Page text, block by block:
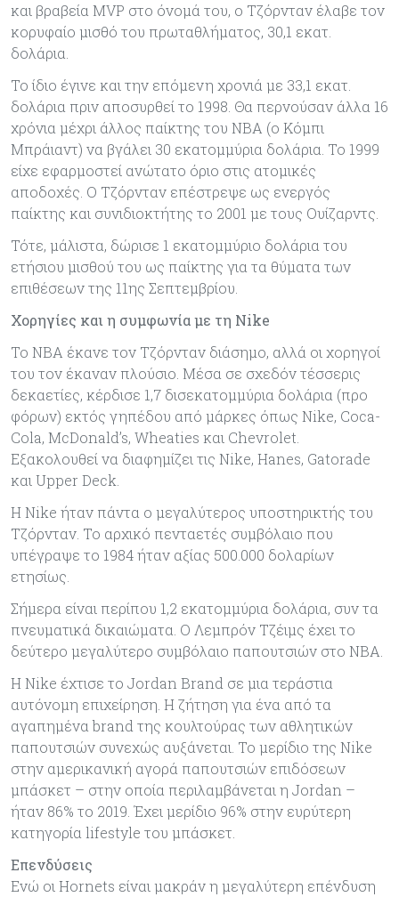
και βραβεία MVP στο όνομά του, ο Τζόρνταν έλαβε τον
κορυφαίο μισθό του πρωταθλήματος, 30,1 εκατ.
δολάρια.
Το ίδιο έγινε και την επόμενη χρονιά με 33,1 εκατ.
δολάρια πριν αποσυρθεί το 1998. Θα περνούσαν άλλα 16
χρόνια μέχρι άλλος παίκτης του ΝΒΑ (ο Κόμπι
Μπράιαντ) να βγάλει 30 εκατομμύρια δολάρια. Το 1999
είχε εφαρμοστεί ανώτατο όριο στις ατομικές
αποδοχές. Ο Τζόρνταν επέστρεψε ως ενεργός
παίκτης και συνιδιοκτήτης το 2001 με τους Ουίζαρντς.
Τότε, μάλιστα, δώρισε 1 εκατομμύριο δολάρια του
ετήσιου μισθού του ως παίκτης για τα θύματα των
επιθέσεων της 11ης Σεπτεμβρίου.
Χορηγίες και η συμφωνία με τη Nike
Το ΝΒΑ έκανε τον Τζόρνταν διάσημο, αλλά οι χορηγοί
του τον έκαναν πλούσιο. Μέσα σε σχεδόν τέσσερις
δεκαετίες, κέρδισε 1,7 δισεκατομμύρια δολάρια (προ
φόρων) εκτός γηπέδου από μάρκες όπως Nike, Coca-
Cola, McDonald’s, Wheaties και Chevrolet.
Εξακολουθεί να διαφημίζει τις Nike, Hanes, Gatorade
και Upper Deck.
Η Nike ήταν πάντα ο μεγαλύτερος υποστηρικτής του
Τζόρνταν. Το αρχικό πενταετές συμβόλαιο που
υπέγραψε το 1984 ήταν αξίας 500.000 δολαρίων
ετησίως.
Σήμερα είναι περίπου 1,2 εκατομμύρια δολάρια, συν τα
πνευματικά δικαιώματα. Ο Λεμπρόν Τζέιμς έχει το
δεύτερο μεγαλύτερο συμβόλαιο παπουτσιών στο ΝΒΑ.
Η Nike έχτισε το Jordan Brand σε μια τεράστια
αυτόνομη επιχείρηση. Η ζήτηση για ένα από τα
αγαπημένα brand της κουλτούρας των αθλητικών
παπουτσιών συνεχώς αυξάνεται. Το μερίδιο της Nike
στην αμερικανική αγορά παπουτσιών επιδόσεων
μπάσκετ – στην οποία περιλαμβάνεται η Jordan –
ήταν 86% το 2019. Έχει μερίδιο 96% στην ευρύτερη
κατηγορία lifestyle του μπάσκετ.
Επενδύσεις
Ενώ οι Hornets είναι μακράν η μεγαλύτερη επένδυση